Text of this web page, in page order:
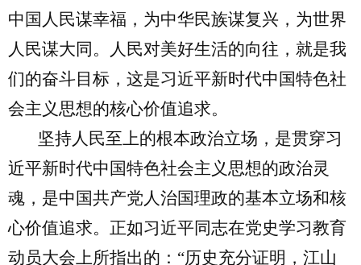
中国人民谋幸福，为中华民族谋复兴，为世界
人民谋大同。人民对美好生活的向往，就是我
们的奋斗目标，这是习近平新时代中国特色社
会主义思想的核心价值追求。
坚持人民至上的根本政治立场，是贯穿习
近平新时代中国特色社会主义思想的政治灵
魂，是中国共产党人治国理政的基本立场和核
心价值追求。正如习近平同志在党史学习教育
动员大会上所指出的：“历史充分证明，江山